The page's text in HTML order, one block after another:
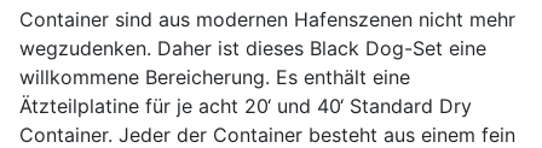
Container sind aus modernen Hafenszenen nicht mehr
wegzudenken. Daher ist dieses Black Dog-Set eine
willkommene Bereicherung. Es enthält eine
Ätzteilplatine für je acht 20‘ und 40‘ Standard Dry
Container. Jeder der Container besteht aus einem fein